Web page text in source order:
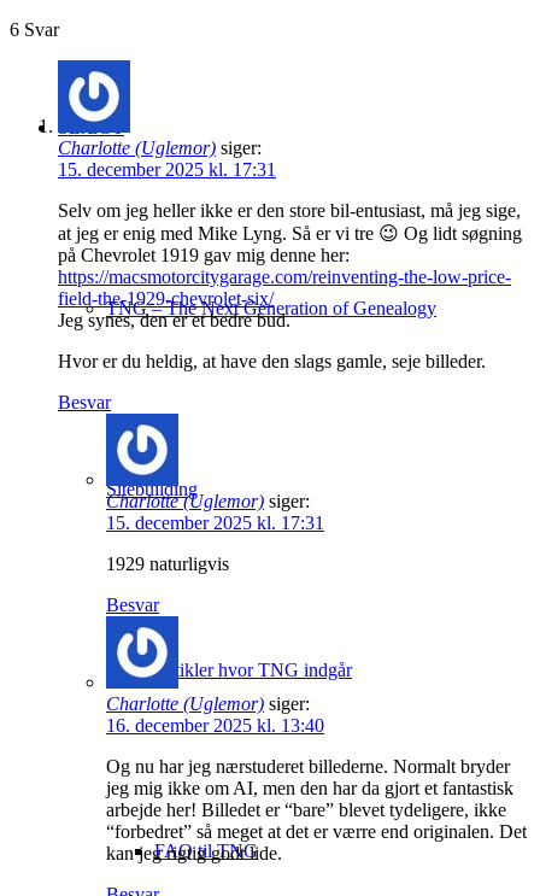
SLÆGT
TNG – The Next Generation of Genealogy
Sitebuilding
Artikler hvor TNG indgår
FAQ til TNG
6 Svar
Charlotte (Uglemor) siger:
15. december 2025 kl. 17:31
Selv om jeg heller ikke er den store bil-entusiast, må jeg sige,
at jeg er enig med Mike Lyng. Så er vi tre 😉 Og lidt søgning
på Chevrolet 1919 gav mig denne her:
https://macsmotorcitygarage.com/reinventing-the-low-price-
field-the-1929-chevrolet-six/
Jeg synes, den er et bedre bud.
Hvor er du heldig, at have den slags gamle, seje billeder.
Besvar
Charlotte (Uglemor) siger:
15. december 2025 kl. 17:31
1929 naturligvis
Besvar
Charlotte (Uglemor) siger:
16. december 2025 kl. 13:40
Og nu har jeg nærstuderet billederne. Normalt bryder
jeg mig ikke om AI, men den har da gjort et fantastisk
arbejde her! Billedet er “bare” blevet tydeligere, ikke
“forbedret” så meget at det er værre end originalen. Det
kan jeg rigtig godt lide.